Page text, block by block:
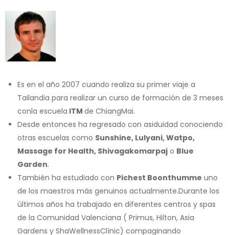
Es en el año 2007 cuando realiza su primer viaje a
Tailandia para realizar un curso de formación de 3 meses
conla escuela ITM de ChiangMai.
Desde entonces ha regresado con asiduidad conociendo
otras escuelas como Sunshine, Lulyani, Watpo,
Massage for Health, Shivagakomarpaj o Blue
Garden.
También ha estudiado con Pichest Boonthumme uno
de los maestros más genuinos actualmente.Durante los
últimos años ha trabajado en diferentes centros y spas
de la Comunidad Valenciana ( Primus, Hilton, Asia
Gardens y ShaWellnessClínic) compaginando